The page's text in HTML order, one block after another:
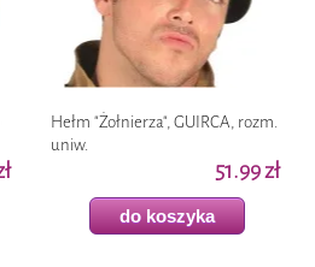
Hełm "Żołnierza", GUIRCA, rozm.
uniw.
51.99 zł
do koszyka